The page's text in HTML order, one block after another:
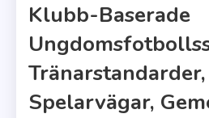
Klubb-Baserade
Tränarstandarder,
Spelarvägar,